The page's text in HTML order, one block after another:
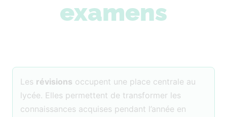
examens
Les révisions occupent une place centrale au
lycée. Elles permettent de transformer les
connaissances acquises pendant l’année en